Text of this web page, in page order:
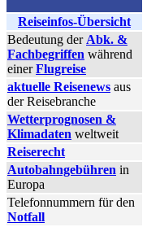
Reiseinfos-Übersicht
Bedeutung der Abk. &
Fachbegriffen während
einerFlugreise
aktuelle Reisenews aus
der Reisebranche
Wetterprognosen &
Klimadaten weltweit
Reiserecht
Autobahngebühren in
Europa
Telefonnummern für den
Notfall